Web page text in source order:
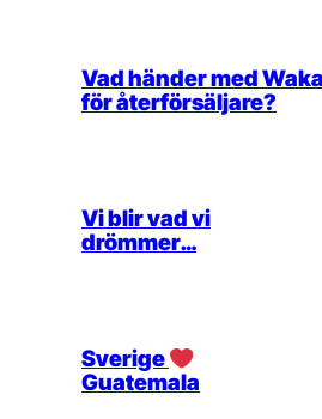
Vad händer med
för återförsäljare?
Vi blir vad vi
drömmer…
Sverige
Guatemala